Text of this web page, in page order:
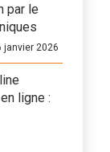
par le
janvier 2026
ligne :